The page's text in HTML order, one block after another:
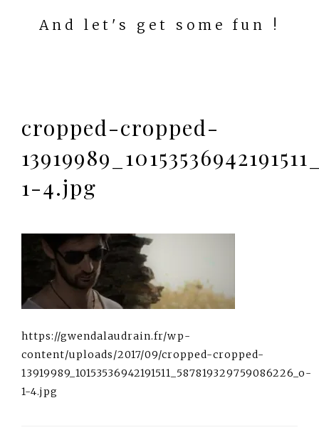
And let's get some fun !
cropped-cropped-
1-4.jpg
https://gwendalaudrain.fr/wp-
content/uploads/2017/09/cropped-cropped-
13919989_10153536942191511_587819329759086226_o-
1-4.jpg